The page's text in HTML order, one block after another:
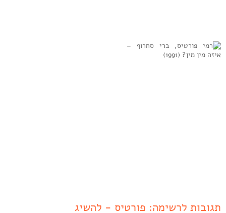
תגובות לרשימה: פורטיס - להשיג